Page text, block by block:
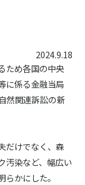
2024.9.18
ため各国の中央
に係る金融当局
然関連訴訟の新
だけでなく、森
汚染など、幅広い
かにした。